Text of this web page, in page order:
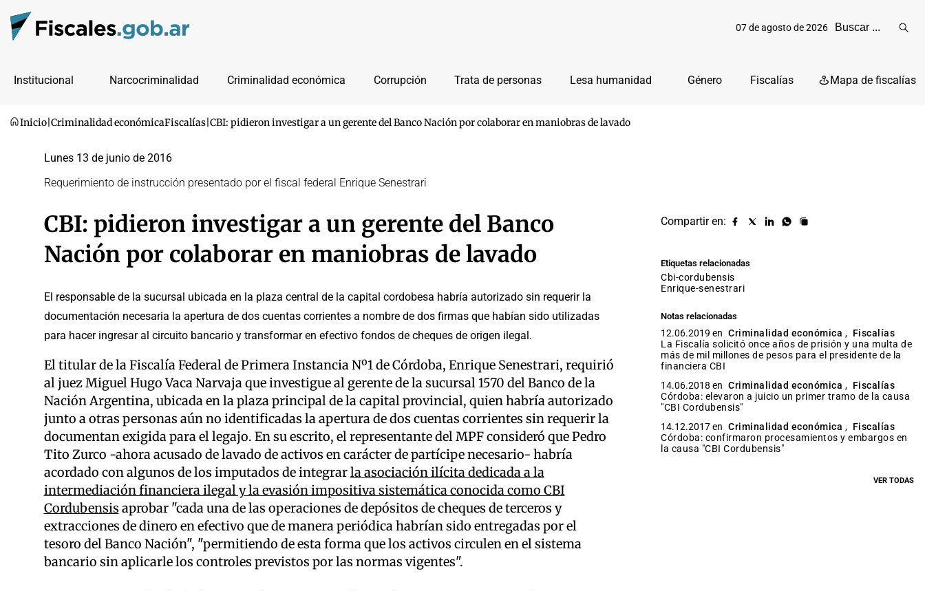
07 de agosto de 2026
Institucional Narcocriminalidad Criminalidad económica Corrupción Trata de personas Lesa humanidad Género Fiscalías Mapa de fiscalías
Inicio Criminalidad económicaFiscalías CBI: pidieron investigar a un gerente del Banco Nación por colaborar en maniobras de lavado
Lunes 13 de junio de 2016
Requerimiento de instrucción presentado por el fiscal federal Enrique Senestrari
CBI: pidieron investigar a un gerente del Banco
Nación por colaborar en maniobras de lavado
El responsable de la sucursal ubicada en la plaza central de la capital cordobesa habría autorizado sin requerir la
documentación necesaria la apertura de dos cuentas corrientes a nombre de dos firmas que habían sido utilizadas
para hacer ingresar al circuito bancario y transformar en efectivo fondos de cheques de origen ilegal.
El titular de la Fiscalía Federal de Primera Instancia Nº1 de Córdoba, Enrique Senestrari, requirió
al juez Miguel Hugo Vaca Narvaja que investigue al gerente de la sucursal 1570 del Banco de la
Nación Argentina, ubicada en la plaza principal de la capital provincial, quien habría autorizado
junto a otras personas aún no identificadas la apertura de dos cuentas corrientes sin requerir la
documentan exigida para el legajo. En su escrito, el representante del MPF consideró que Pedro
Tito Zurco -ahora acusado de lavado de activos en carácter de partícipe necesario- habría
acordado con algunos de los imputados de integrarla asociación ilícita dedicada a la
intermediación financiera ilegal y la evasión impositiva sistemática conocida como CBI
Cordubensis aprobar "cada una de las operaciones de depósitos de cheques de terceros y
extracciones de dinero en efectivo que de manera periódica habrían sido entregadas por el
tesoro del Banco Nación", "permitiendo de esta forma que los activos circulen en el sistema
bancario sin aplicarle los controles previstos por las normas vigentes".
Compartir en:
Compartir
Compartir
Compartir
Compartir
Copiar
Etiquetas relacionadas
cbi-cordubensis
enrique-senestrari
Notas relacionadas
12.06.2019 en Criminalidad económica , Fiscalías
La Fiscalía solicitó once años de prisión y una multa de
más de mil millones de pesos para el presidente de la
financiera CBI
14.06.2018 en Criminalidad económica , Fiscalías
Córdoba: elevaron a juicio un primer tramo de la causa
"CBI Cordubensis"
14.12.2017 en Criminalidad económica , Fiscalías
Córdoba: confirmaron procesamientos y embargos en
la causa "CBI Cordubensis"
VER TODAS